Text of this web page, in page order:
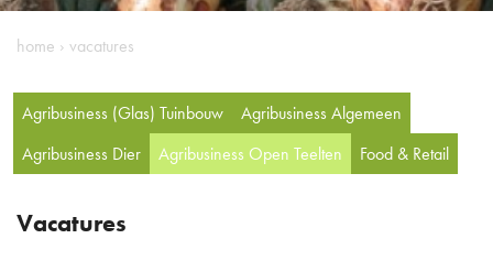
home › vacatures
Agribusiness (Glas) Tuinbouw
Agribusiness Algemeen
Agribusiness Dier
Agribusiness Open Teelten Food & Retail
Vacatures